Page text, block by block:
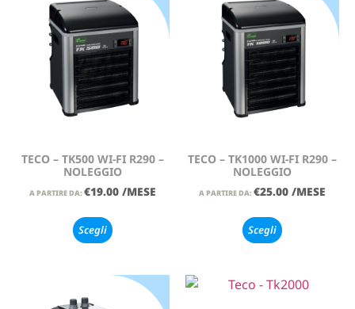
TECO – TK500 WI-FI R290 –
NOLEGGIO
A PARTIRE DA: €19.00 /MESE
Scegli
TECO – TK1000 WI-FI R290 –
NOLEGGIO
A PARTIRE DA: €25.00 /MESE
Scegli